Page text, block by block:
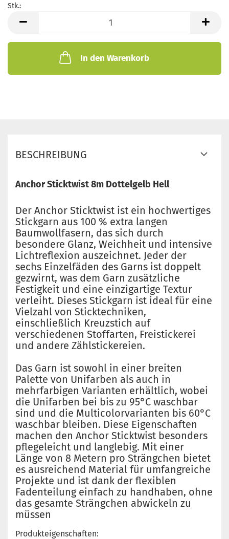
Stk.:
In den Warenkorb
BESCHREIBUNG
Anchor Sticktwist 8m Dottelgelb Hell
Der Anchor Sticktwist ist ein hochwertiges
Stickgarn aus 100 % extra langen
Baumwollfasern, das sich durch
besondere Glanz, Weichheit und intensive
Lichtreflexion auszeichnet. Jeder der
sechs Einzelfäden des Garns ist doppelt
gezwirnt, was dem Garn zusätzliche
Festigkeit und eine einzigartige Textur
verleiht. Dieses Stickgarn ist ideal für eine
Vielzahl von Sticktechniken,
einschließlich Kreuzstich auf
verschiedenen Stoffarten, Freistickerei
und andere Zählstickereien.
Das Garn ist sowohl in einer breiten
Palette von Unifarben als auch in
mehrfarbigen Varianten erhältlich, wobei
die Unifarben bei bis zu 95°C waschbar
sind und die Multicolorvarianten bis 60°C
waschbar bleiben. Diese Eigenschaften
machen den Anchor Sticktwist besonders
pflegeleicht und langlebig. Mit einer
Länge von 8 Metern pro Strängchen bietet
es ausreichend Material für umfangreiche
Projekte und ist dank der flexiblen
Fadenteilung einfach zu handhaben, ohne
das gesamte Strängchen abwickeln zu
müssen
Produkteigenschaften: